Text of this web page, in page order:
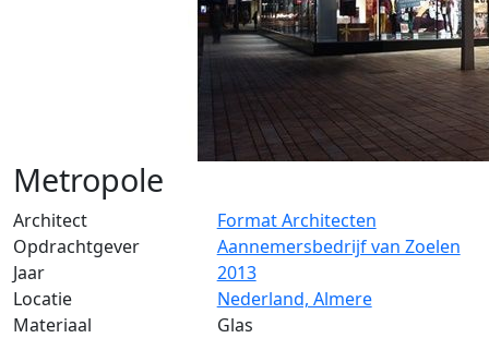
Metropole
Architect
Format Architecten
Opdrachtgever
Aannemersbedrijf van Zoelen
Jaar
2013
Locatie
Nederland, Almere
Materiaal
Glas